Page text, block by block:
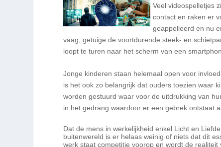
Veel videospelletjes
contact en raken er
geappelleerd en nu
vaag, getuige de voortdurende steek- en
loopt te turen naar het scherm van een
Jonge kinderen staan helemaal open voor
is het ook zo belangrijk dat ouders toezien waar
worden gestuurd waar voor de uitdrukking van
in het gedrang waardoor er een gebrek ontstaat
Dat de mens in werkelijkheid enkel Licht en
buitenwereld is er helaas weinig of niets dat dit
werk staat competitie voorop en wordt de